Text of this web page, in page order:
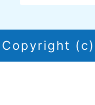
Copyright